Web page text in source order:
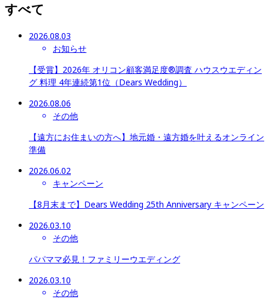
すべて
2026.08.03
お知らせ
【受賞】2026年 オリコン顧客満足度®調査 ハウスウエディン
グ 料理 4年連続第1位（Dears Wedding）
2026.08.06
その他
【遠方にお住まいの方へ】地元婚・遠方婚を叶えるオンライン
準備
2026.06.02
キャンペーン
【8月末まで】Dears Wedding 25th Anniversary キャンペーン
2026.03.10
その他
パパママ必見！ファミリーウエディング
2026.03.10
その他